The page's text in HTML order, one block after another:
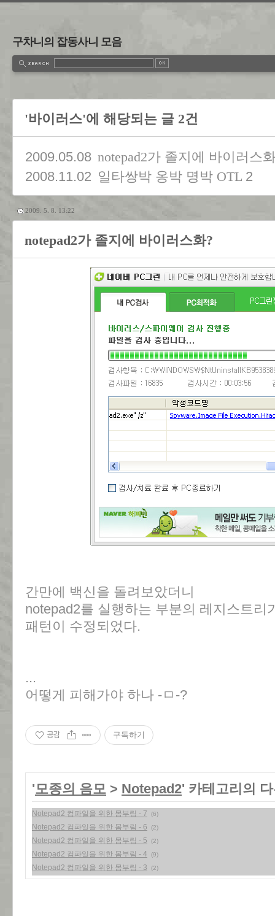
구차니의 잡동사니 모음
'바이러스'에 해당되는 글 2건
2009.05.08 notepad2가 졸지에 바이러스
2008.11.02 일타쌍박 옹박 명박 OTL 2
2009. 5. 8. 13:22
notepad2가 졸지에 바이러스화?
간만에 백신을 돌려보았더니
notepad2를 실행하는 부분의 레지스트리
패턴이 수정되었다.
...
어떻게 피해가야 하나 -ㅁ-?
공감 구독하기
'모종의 음모 > Notepad2' 카테고리의
Notepad2 컴파일을 위한 몸부림 - 7 (6)
Notepad2 컴파일을 위한 몸부림 - 6 (2)
Notepad2 컴파일을 위한 몸부림 - 5 (2)
Notepad2 컴파일을 위한 몸부림 - 4 (9)
Notepad2 컴파일을 위한 몸부림 - 3 (2)